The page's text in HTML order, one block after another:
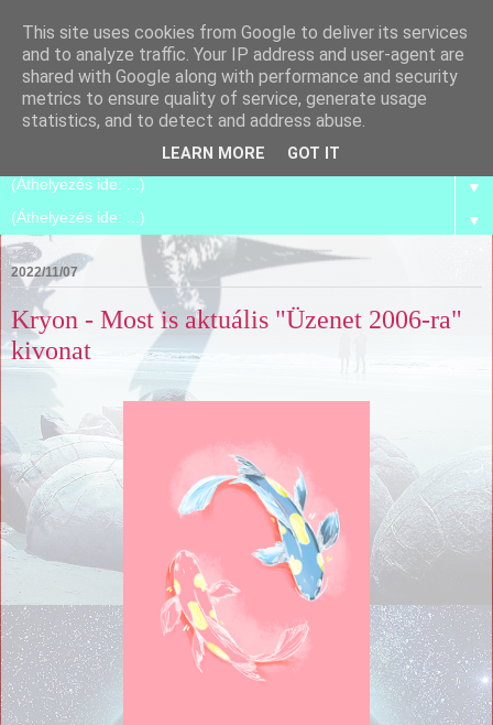
Spirilego
Szétszedjük, és összerakjuk magunkat azzá, amik már
▼
▼
2022/11/07
Kryon - Most is aktuális "Üzenet 2006-ra"
kivonat
This site uses cookies from Google to deliver its services
and to analyze traffic. Your IP address and user-agent are
shared with Google along with performance and security
metrics to ensure quality of service, generate usage
statistics, and to detect and address abuse.
LEARN MORE GOT IT